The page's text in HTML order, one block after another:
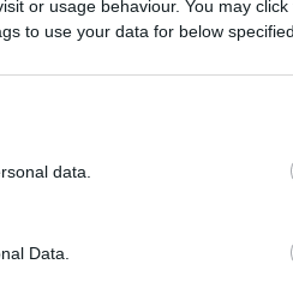
or usage behaviour. You may
to use your data for below
data.
Data.
pályafutását
15 éven át
tekinti.